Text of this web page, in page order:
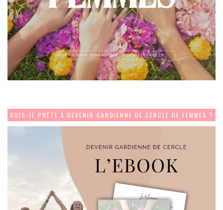
SUIS-JE PRÊTE À DEVENIR GARDIENNE DE CERCLE DE FEMMES ?